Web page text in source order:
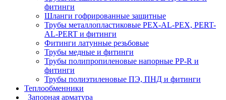
фитинги
Шланги гофрированные защитные
Трубы металлопластиковые PEX-AL-PEX, PERT-
AL-PERT и фитинги
Фитинги латунные резьбовые
Трубы медные и фитинги
Трубы полипропиленовые напорные PP-R и
фитинги
Трубы полиэтиленовые ПЭ, ПНД и фитинги
Теплообменники
Запорная арматура